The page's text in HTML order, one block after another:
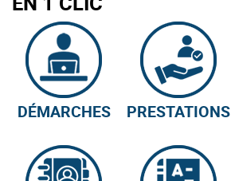
DÉMARCHES PRESTATIONS